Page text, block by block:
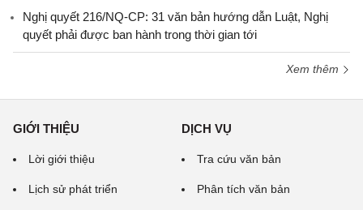
Nghị quyết 216/NQ-CP: 31 văn bản hướng dẫn Luật, Nghị
quyết phải được ban hành trong thời gian tới
Xem thêm
GIỚI THIỆU
Lời giới thiệu
Lịch sử phát triển
DỊCH VỤ
Tra cứu văn bản
Phân tích văn bản